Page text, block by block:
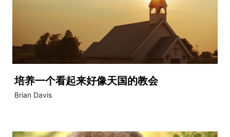
培养一个看起来好像天国的教会
Brian Davis